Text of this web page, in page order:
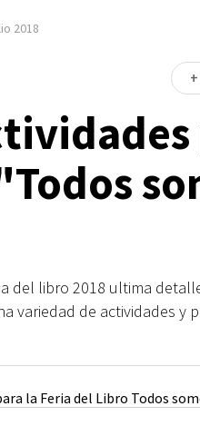
2018
+
del libro 2018 ultima
variedad de actividades y